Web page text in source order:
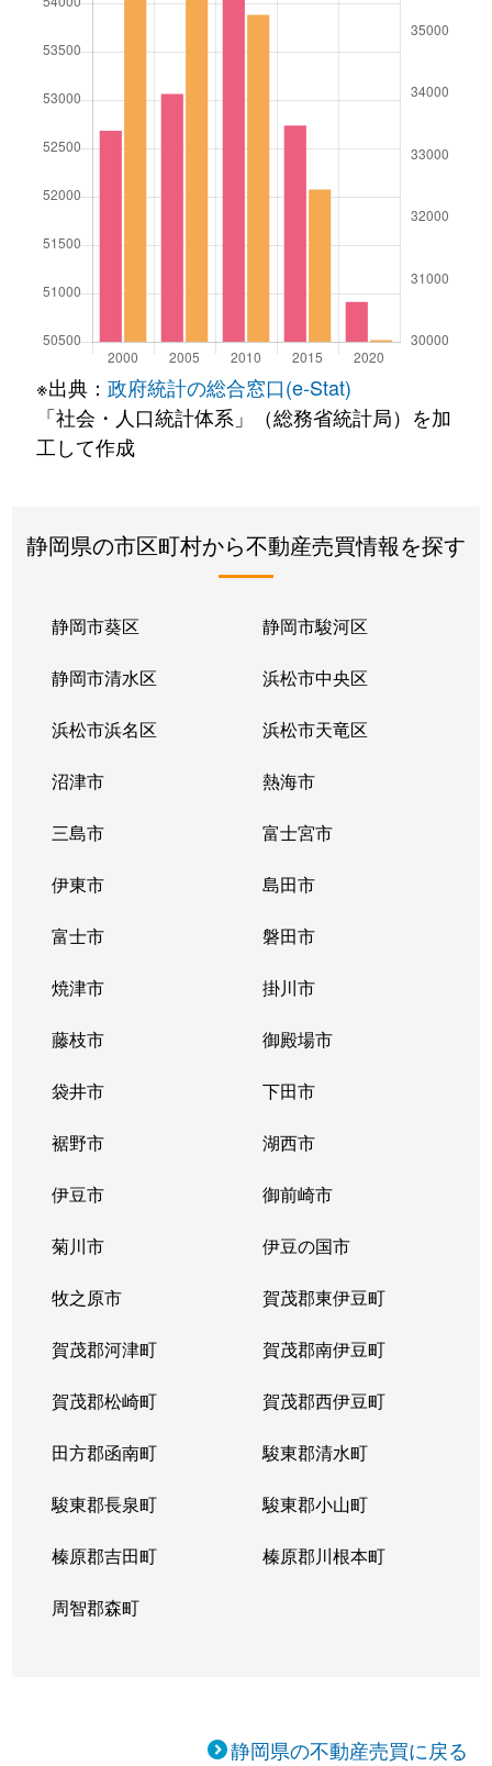
※出典： 政府統計の総合窓口(e-Stat)
「社会・人口統計体系」（総務省統計局）を加
工して作成
静岡県の市区町村から不動産売買情報を探す
静岡市葵区 静岡市駿河区
静岡市清水区 浜松市中央区
浜松市浜名区 浜松市天竜区
沼津市 熱海市
三島市 富士宮市
伊東市 島田市
富士市 磐田市
焼津市 掛川市
藤枝市 御殿場市
袋井市 下田市
裾野市 湖西市
伊豆市 御前崎市
菊川市 伊豆の国市
牧之原市 賀茂郡東伊豆町
賀茂郡河津町 賀茂郡南伊豆町
賀茂郡松崎町 賀茂郡西伊豆町
田方郡函南町 駿東郡清水町
駿東郡長泉町 駿東郡小山町
榛原郡吉田町 榛原郡川根本町
周智郡森町
静岡県の不動産売買に戻る